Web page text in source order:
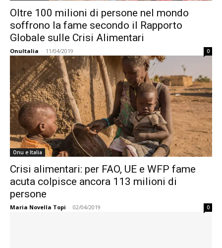
Oltre 100 milioni di persone nel mondo
soffrono la fame secondo il Rapporto
Globale sulle Crisi Alimentari
OnuItalia - 11/04/2019 0
Onu e Italia
Crisi alimentari: per FAO, UE e WFP fame
acuta colpisce ancora 113 milioni di
persone
Maria Novella Topi - 02/04/2019 0